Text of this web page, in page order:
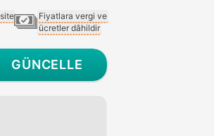
Fiyatlara vergi ve
ücretler dâhildir
GÜNCELLE